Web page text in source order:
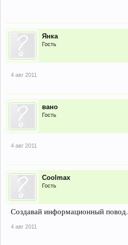
Янка
Гость
4 авг 2011
вано
Гость
4 авг 2011
Coolmax
Гость
Создавай информационный повод.
4 авг 2011